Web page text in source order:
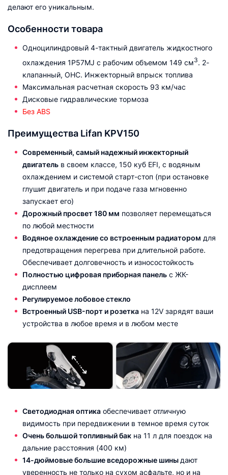
делают его уникальным.
Особенности товара
Одноцилиндровый 4-тактный двигатель жидкостного
охлаждения 1P57MJ с рабочим объемом 149 см3. 2-
клапанный, OHC. Инжекторный впрыск топлива
Максимальная расчетная скорость 93 км/час
Дисковые гидравлические тормоза
Без ABS
Преимущества Lifan KPV150
Современный, самый надежный инжекторный
двигатель в своем классе, 150 куб EFI, с водяным
охлаждением и системой старт-стоп (при остановке
глушит двигатель и при подаче газа мгновенно
запускает его)
Дорожный просвет 180 мм позволяет перемещаться
по любой местности
Водяное охлаждение со встроенным радиатором для
предотвращения перегрева при длительной работе.
Обеспечивает долговечность и износостойкость
Полностью цифровая приборная панель с ЖК-
дисплеем
Регулируемое лобовое стекло
Встроенный USB-порт и розетка на 12V зарядят ваши
устройства в любое время и в любом месте
Светодиодная оптика обеспечивает отличную
видимость при передвижении в темное время суток
Очень большой топливный бак на 11 л для поездок на
дальние расстояния (400 км)
14-дюймовые большие вседорожные шины дают
уверенность не только на сухом асфальте, но и на